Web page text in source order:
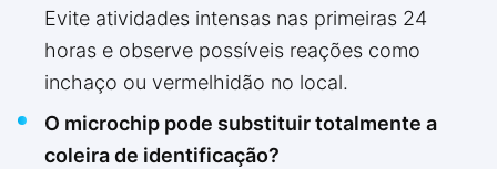
Evite atividades intensas nas primeiras 24
horas e observe possíveis reações como
inchaço ou vermelhidão no local.
O microchip pode substituir totalmente a
coleira de identificação?